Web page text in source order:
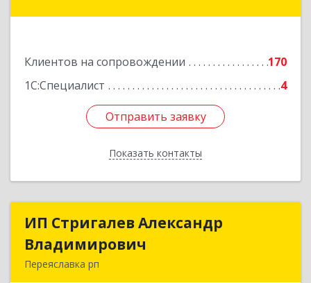
Клиентов на сопровождении
170
1С:Специалист
4
Отправить заявку
Показать контакты
Отправить заявку
Назад
ИП Стригалев Александр
Владимирович
Переяславка рп
ИП Стригалев Александр